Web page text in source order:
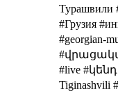
Турашвили
#Грузия
#georgian-
#live
Tiginashvili